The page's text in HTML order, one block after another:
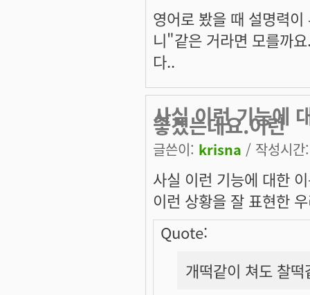
영어로 봤을 때 설명력
니"같은 거라면 모를까
다..
사실 이런 기능에
좋겠는데요.이런
글쓴이: krisna / 작성시
사실 이런 기능에 대한
이런 상황을 잘 표현한
Quote:
개떡같이 쳐도 찰